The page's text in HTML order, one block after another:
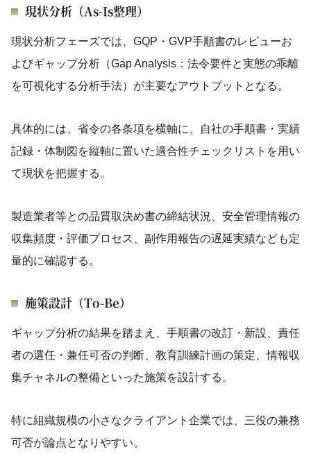
現状分析（As-Is整理）
現状分析フェーズでは、GQP・GVP手順書のレビューお
よびギャップ分析（Gap Analysis：法令要件と実態の乖離
を可視化する分析手法）が主要なアウトプットとなる。
具体的には、省令の各条項を横軸に、自社の手順書・実績
記録・体制図を縦軸に置いた適合性チェックリストを用い
て現状を把握する。
製造業者等との品質取決め書の締結状況、安全管理情報の
収集頻度・評価プロセス、副作用報告の遅延実績なども定
量的に確認する。
施策設計（To-Be）
ギャップ分析の結果を踏まえ、手順書の改訂・新設、責任
者の選任・兼任可否の判断、教育訓練計画の策定、情報収
集チャネルの整備といった施策を設計する。
特に組織規模の小さなクライアント企業では、三役の兼務
可否が論点となりやすい。